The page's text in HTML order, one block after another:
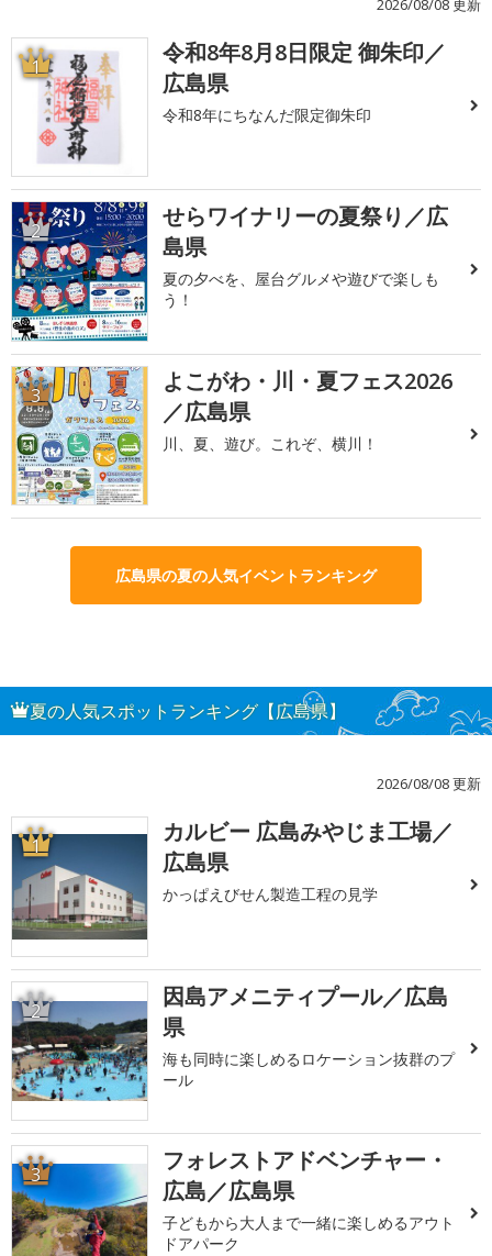
2026/08/08 更新
1
令和8年8月8日限定 御朱印／
広島県
令和8年にちなんだ限定御朱印
2
せらワイナリーの夏祭り／広
島県
夏の夕べを、屋台グルメや遊びで楽しも
う！
3
よこがわ・川・夏フェス2026
／広島県
川、夏、遊び。これぞ、横川！
広島県の夏の人気イベントランキング
夏の人気スポットランキング【広島県】
2026/08/08 更新
1
カルビー 広島みやじま工場／
広島県
かっぱえびせん製造工程の見学
2
因島アメニティプール／広島
県
海も同時に楽しめるロケーション抜群のプ
ール
3
フォレストアドベンチャー・
広島／広島県
子どもから大人まで一緒に楽しめるアウト
ドアパーク